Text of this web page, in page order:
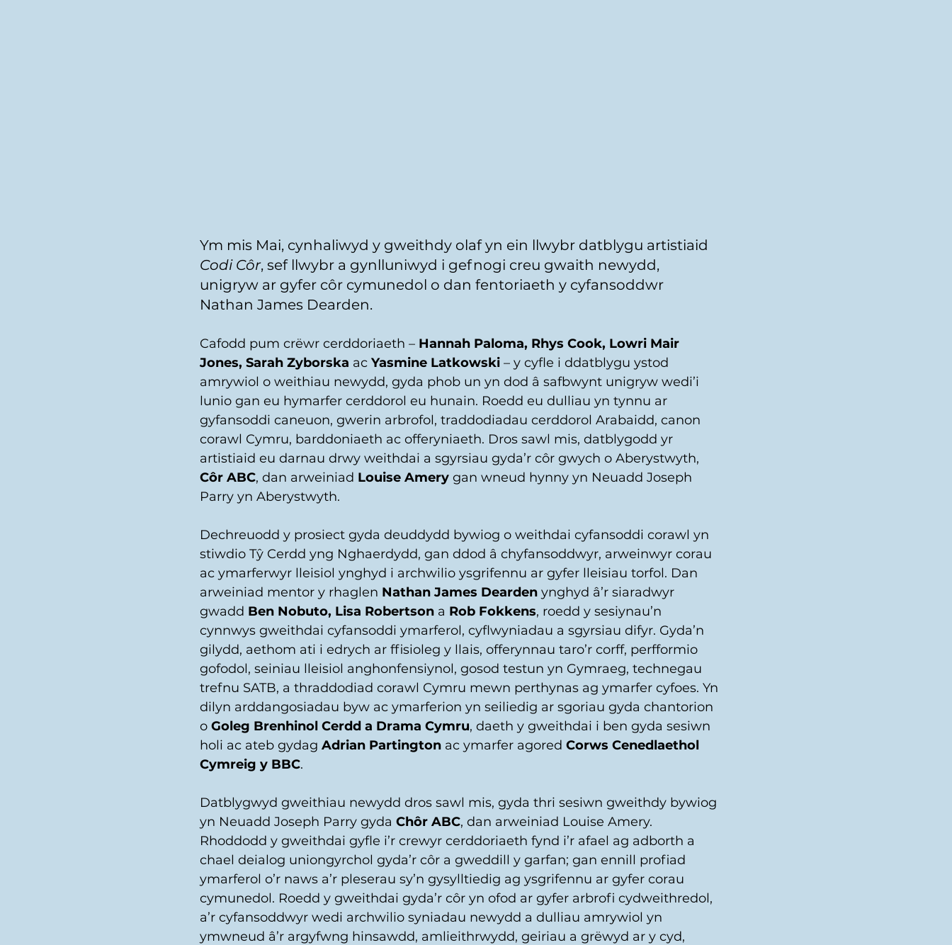
Ym mis Mai, cynhaliwyd y gweithdy olaf yn ein llwybr datblygu artistiaid
Codi Côr, sef llwybr a gynlluniwyd i gefnogi creu gwaith newydd,
unigryw ar gyfer côr cymunedol o dan fentoriaeth y cyfansoddwr
Nathan James Dearden.
Cafodd pum crëwr cerddoriaeth – Hannah Paloma, Rhys Cook, Lowri Mair
Jones, Sarah Zyborska ac Yasmine Latkowski – y cyfle i ddatblygu ystod
amrywiol o weithiau newydd, gyda phob un yn dod â safbwynt unigryw wedi’i
lunio gan eu hymarfer cerddorol eu hunain. Roedd eu dulliau yn tynnu ar
gyfansoddi caneuon, gwerin arbrofol, traddodiadau cerddorol Arabaidd, canon
corawl Cymru, barddoniaeth ac offeryniaeth. Dros sawl mis, datblygodd yr
artistiaid eu darnau drwy weithdai a sgyrsiau gyda’r côr gwych o Aberystwyth,
Côr ABC, dan arweiniad Louise Amery gan wneud hynny yn Neuadd Joseph
Parry yn Aberystwyth.
Dechreuodd y prosiect gyda deuddydd bywiog o weithdai cyfansoddi corawl yn
stiwdio Tŷ Cerdd yng Nghaerdydd, gan ddod â chyfansoddwyr, arweinwyr corau
ac ymarferwyr lleisiol ynghyd i archwilio ysgrifennu ar gyfer lleisiau torfol. Dan
arweiniad mentor y rhaglen Nathan James Dearden ynghyd â’r siaradwyr
gwadd Ben Nobuto, Lisa Robertson a Rob Fokkens, roedd y sesiynau’n
cynnwys gweithdai cyfansoddi ymarferol, cyflwyniadau a sgyrsiau difyr. Gyda’n
gilydd, aethom ati i edrych ar ffisioleg y llais, offerynnau taro’r corff, perfformio
gofodol, seiniau lleisiol anghonfensiynol, gosod testun yn Gymraeg, technegau
trefnu SATB, a thraddodiad corawl Cymru mewn perthynas ag ymarfer cyfoes. Yn
dilyn arddangosiadau byw ac ymarferion yn seiliedig ar sgoriau gyda chantorion
o Goleg Brenhinol Cerdd a Drama Cymru, daeth y gweithdai i ben gyda sesiwn
holi ac ateb gydag Adrian Partington ac ymarfer agored Corws Cenedlaethol
Cymreig y BBC.
Datblygwyd gweithiau newydd dros sawl mis, gyda thri sesiwn gweithdy bywiog
yn Neuadd Joseph Parry gyda Chôr ABC, dan arweiniad Louise Amery.
Rhoddodd y gweithdai gyfle i’r crewyr cerddoriaeth fynd i’r afael ag adborth a
chael deialog uniongyrchol gyda’r côr a gweddill y garfan; gan ennill profiad
ymarferol o’r naws a’r pleserau sy’n gysylltiedig ag ysgrifennu ar gyfer corau
cymunedol. Roedd y gweithdai gyda’r côr yn ofod ar gyfer arbrofi cydweithredol,
a’r cyfansoddwyr wedi archwilio syniadau newydd a dulliau amrywiol yn
ymwneud â’r argyfwng hinsawdd, amlieithrwydd, geiriau a grëwyd ar y cyd,